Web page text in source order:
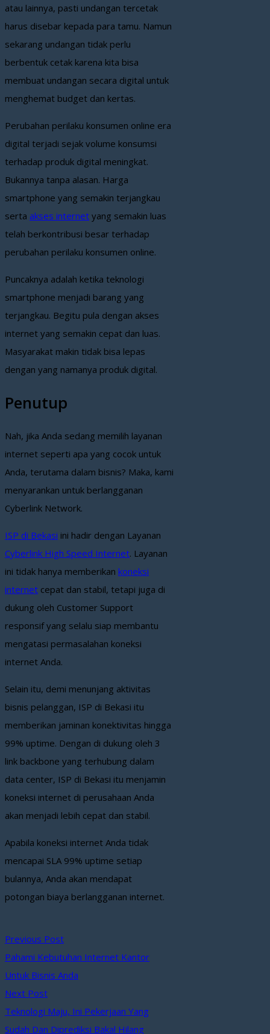
atau lainnya, pasti undangan tercetak
harus disebar kepada para tamu. Namun
sekarang undangan tidak perlu
berbentuk cetak karena kita bisa
membuat undangan secara digital untuk
menghemat budget dan kertas.
Perubahan perilaku konsumen online era
digital terjadi sejak volume konsumsi
terhadap produk digital meningkat.
Bukannya tanpa alasan. Harga
smartphone yang semakin terjangkau
serta akses internet yang semakin luas
telah berkontribusi besar terhadap
perubahan perilaku konsumen online.
Puncaknya adalah ketika teknologi
smartphone menjadi barang yang
terjangkau. Begitu pula dengan akses
internet yang semakin cepat dan luas.
Masyarakat makin tidak bisa lepas
dengan yang namanya produk digital.
Penutup
Nah, jika Anda sedang memilih layanan
internet seperti apa yang cocok untuk
Anda, terutama dalam bisnis? Maka, kami
menyarankan untuk berlangganan
Cyberlink Network.
ISP di Bekasi ini hadir dengan Layanan
Cyberlink High Speed Internet. Layanan
ini tidak hanya memberikan koneksi
internet cepat dan stabil, tetapi juga di
dukung oleh Customer Support
responsif yang selalu siap membantu
mengatasi permasalahan koneksi
internet Anda.
Selain itu, demi menunjang aktivitas
bisnis pelanggan, ISP di Bekasi itu
memberikan jaminan konektivitas hingga
99% uptime. Dengan di dukung oleh 3
link backbone yang terhubung dalam
data center, ISP di Bekasi itu menjamin
koneksi internet di perusahaan Anda
akan menjadi lebih cepat dan stabil.
Apabila koneksi internet Anda tidak
mencapai SLA 99% uptime setiap
bulannya, Anda akan mendapat
potongan biaya berlangganan internet.
Previous Post
Pahami Kebutuhan Internet Kantor
Untuk Bisnis Anda
Next Post
Teknologi Maju, Ini Pekerjaan Yang
Sudah Dan Diprediksi Bakal Hilang